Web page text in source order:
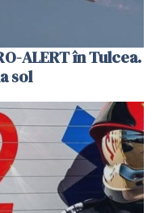
ALERT în Tulcea.
sol